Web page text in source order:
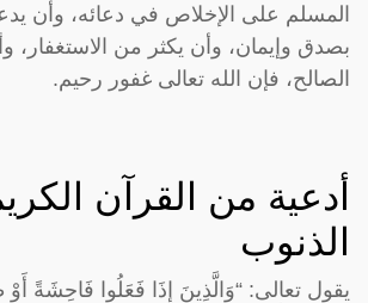
المسلم على الإخلاص في دعائه، وأن
بصدق وإيمان، وأن يكثر من الاستغفار،
الصالح، فإن الله تعالى غفور رحيم.
أدعية من القرآن
الذنوب
يقول تعالى: “وَالَّذِينَ إِذَا فَعَلُوا فَاحِشَةً